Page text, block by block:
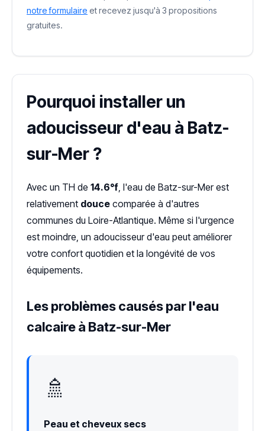
notre formulaire et recevez jusqu'à 3 propositions
gratuites.
Pourquoi installer un
adoucisseur d'eau à Batz-
sur-Mer ?
Avec un TH de 14.6°f, l'eau de Batz-sur-Mer est
relativement douce comparée à d'autres
communes du Loire-Atlantique. Même si l'urgence
est moindre, un adoucisseur d'eau peut améliorer
votre confort quotidien et la longévité de vos
équipements.
Les problèmes causés par l'eau
calcaire à Batz-sur-Mer
🚿
Peau et cheveux secs